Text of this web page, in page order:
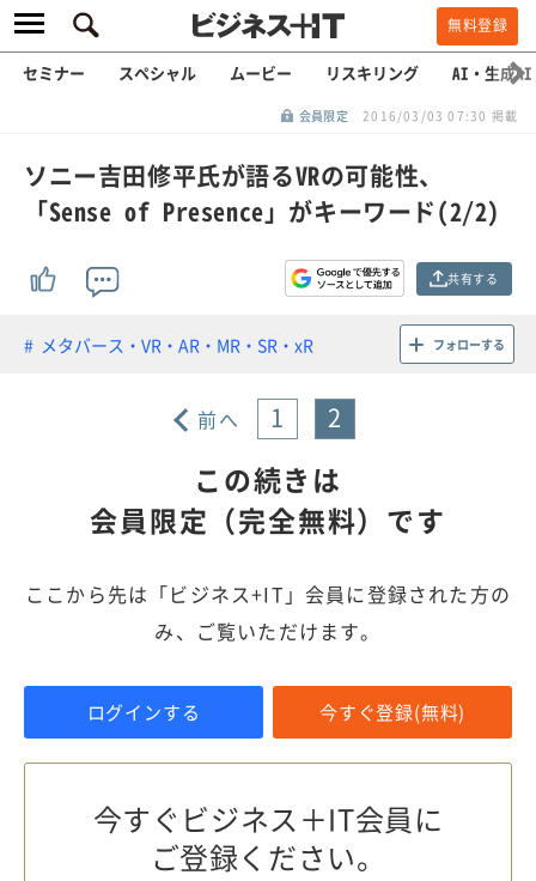
無料登録
セミナー スペシャル ムービー リスキリング AI・生成AI
会員限定 2016/03/03 07:30 掲載
ソニー吉田修平氏が語るVRの可能性、
「Sense of Presence」がキーワード(2/2)
共有する
メタバース・VR・AR・MR・SR・xR フォローする
前へ 1 2
この続きは
会員限定（完全無料）です
ここから先は「ビジネス+IT」会員に登録された方の
み、ご覧いただけます。
ログインする 今すぐ登録(無料)
今すぐビジネス＋IT会員に
ご登録ください。